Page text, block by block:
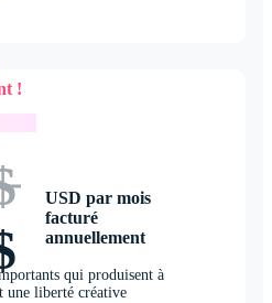
USD par mois
facturé
annuellement
qui produisent à
une liberté créative